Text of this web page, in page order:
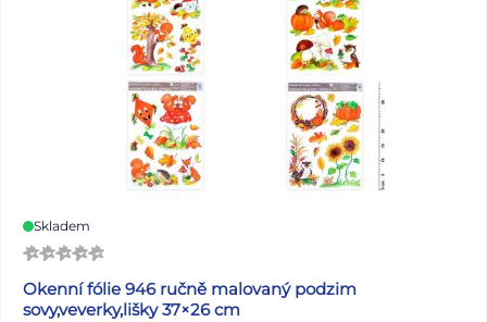
Rozměr: 210 x 290 mm Uvedená cena je za 1 ks.
Skladem
Okenní fólie 946 ručně malovaný podzim
sovy,veverky,lišky 37×26 cm